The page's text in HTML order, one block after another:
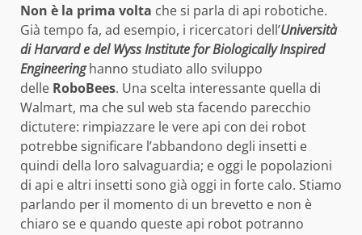
Non è la prima volta che si parla di api robotiche.
Già tempo fa, ad esempio, i ricercatori dell’Università
di Harvard e del Wyss Institute for Biologically Inspired
Engineeringhanno studiato allo sviluppo
delle RoboBees. Una scelta interessante quella di
Walmart, ma che sul web sta facendo parecchio
dictutere: rimpiazzare le vere api con dei robot
potrebbe significare l’abbandono degli insetti e
quindi della loro salvaguardia; e oggi le popolazioni
di api e altri insetti sono già oggi in forte calo. Stiamo
parlando per il momento di un brevetto e non è
chiaro se e quando queste api robot potranno